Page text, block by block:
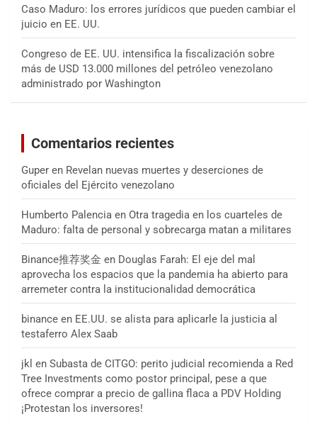
Caso Maduro: los errores jurídicos que pueden cambiar el
juicio en EE. UU.
Congreso de EE. UU. intensifica la fiscalización sobre
más de USD 13.000 millones del petróleo venezolano
administrado por Washington
Comentarios recientes
Guper en Revelan nuevas muertes y deserciones de
oficiales del Ejército venezolano
Humberto Palencia en Otra tragedia en los cuarteles de
Maduro: falta de personal y sobrecarga matan a militares
Binance推荐奖金 en Douglas Farah: El eje del mal
aprovecha los espacios que la pandemia ha abierto para
arremeter contra la institucionalidad democrática
binance en EE.UU. se alista para aplicarle la justicia al
testaferro Alex Saab
jkl en Subasta de CITGO: perito judicial recomienda a Red
Tree Investments como postor principal, pese a que
ofrece comprar a precio de gallina flaca a PDV Holding
¡Protestan los inversores!